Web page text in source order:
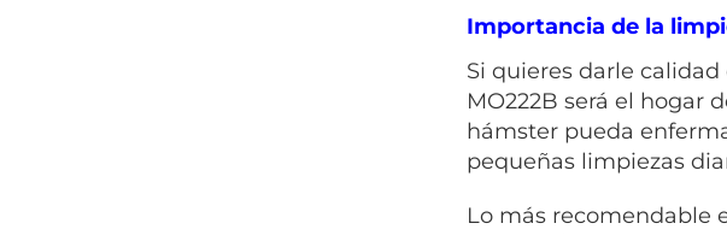
Importancia de la
Si quieres darle
MO222B será el hogar
hámster pueda
pequeñas limpiezas
Lo más recomendable